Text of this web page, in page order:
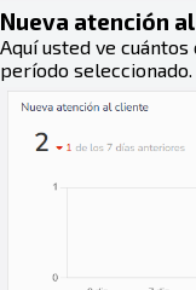
Nueva atención
Aquí usted ve
período seleccionado.